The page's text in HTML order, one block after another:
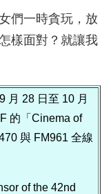
們一時貪玩，放
樣面對？就讓我
月 28 日至 10 月
的「Cinema of
與 FM961 全線
of the 42nd